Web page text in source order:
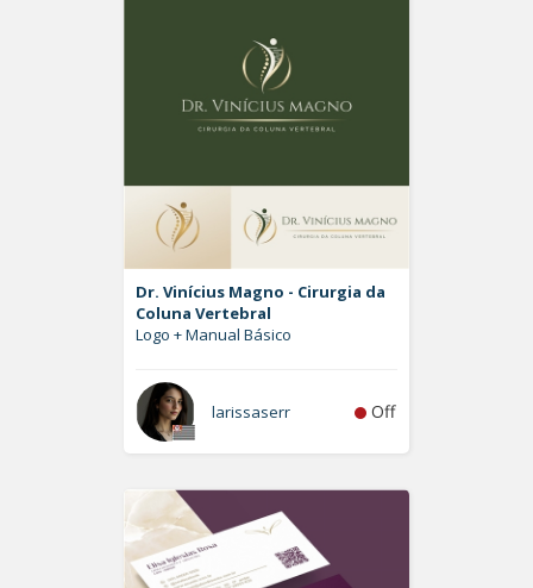
Dr. Vinícius Magno - Cirurgia da
Coluna Vertebral
Logo + Manual Básico
larissaserr Off